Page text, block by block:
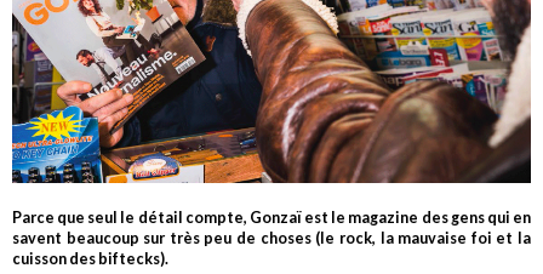
Parce que seul le détail compte, Gonzaï est le magazine des gens qui en
savent beaucoup sur très peu de choses (le rock, la mauvaise foi et la
cuisson des biftecks).